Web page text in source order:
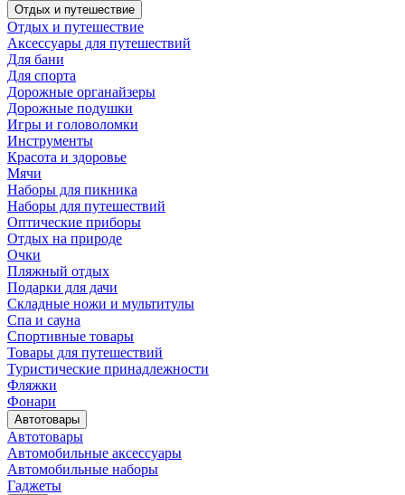
Отдых и путешествие
Отдых и путешествие
Аксессуары для путешествий
Для бани
Для спорта
Дорожные органайзеры
Дорожные подушки
Игры и головоломки
Инструменты
Красота и здоровье
Мячи
Наборы для пикника
Наборы для путешествий
Оптические приборы
Отдых на природе
Очки
Пляжный отдых
Подарки для дачи
Складные ножи и мультитулы
Спа и сауна
Спортивные товары
Товары для путешествий
Туристические принадлежности
Фляжки
Фонари
Автотовары
Автотовары
Автомобильные аксессуары
Автомобильные наборы
Гаджеты